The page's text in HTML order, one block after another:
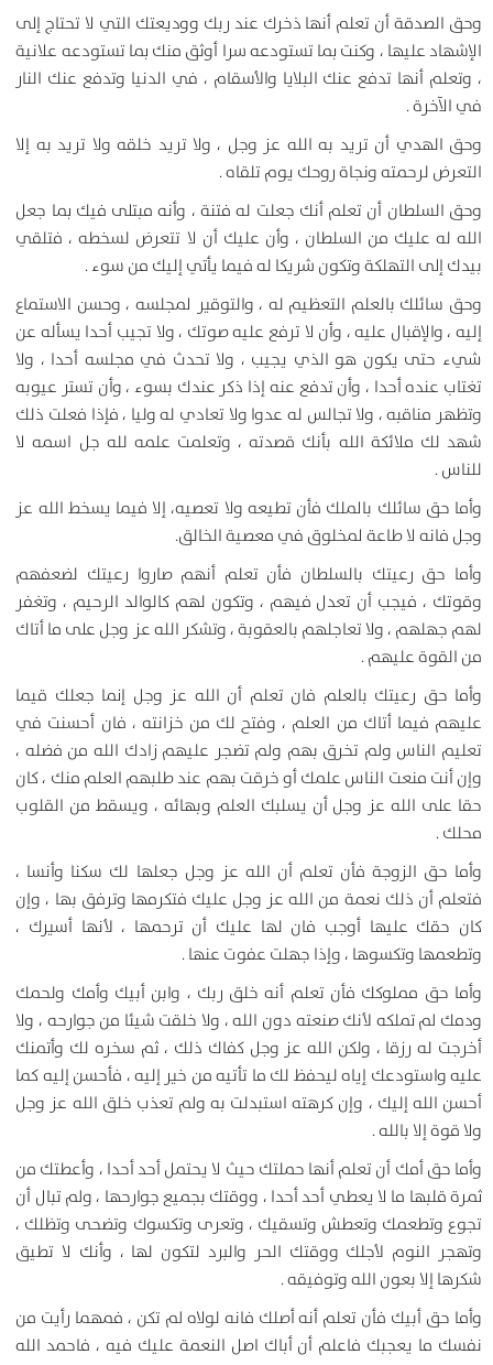
وحق الصدقة أن تعلم أنها ذخرك عند ربك ووديعتك التي لا تحتاج إلى
الإشهاد عليها ، وكنت بما تستودعه سرا أوثق منك بما تستودعه علانية
، وتعلم أنها تدفع عنك البلايا والأسقام ، في الدنيا وتدفع عنك النار
في الآخرة .
وحق الهدي أن تريد به الله عز وجل ، ولا تريد خلقه ولا تريد به إلا
التعرض لرحمته ونجاة روحك يوم تلقاه .
وحق السلطان أن تعلم أنك جعلت له فتنة ، وأنه مبتلى فيك بما جعل
الله له عليك من السلطان ، وأن عليك أن لا تتعرض لسخطه ، فتلقي
بيدك إلى التهلكة وتكون شريكا له فيما يأتي إليك من سوء .
وحق سائلك بالعلم التعظيم له ، والتوقير لمجلسه ، وحسن الاستماع
إليه ، والإقبال عليه ، وأن لا ترفع عليه صوتك ، ولا تجيب أحدا يسأله عن
شيء حتى يكون هو الذي يجيب ، ولا تحدث في مجلسه أحدا ، ولا
تغتاب عنده أحدا ، وأن تدفع عنه إذا ذكر عندك بسوء ، وأن تستر عيوبه
وتظهر مناقبه ، ولا تجالس له عدوا ولا تعادي له وليا ، فإذا فعلت ذلك
شهد لك ملائكة الله بأنك قصدته ، وتعلمت علمه لله جل اسمه لا
للناس .
وأما حق سائلك بالملك فأن تطيعه ولا تعصيه، إلا فيما يسخط الله عز
وجل فانه لا طاعة لمخلوق في معصية الخالق.
وأما حق رعيتك بالسلطان فأن تعلم أنهم صاروا رعيتك لضعفهم
وقوتك ، فيجب أن تعدل فيهم ، وتكون لهم كالوالد الرحيم ، وتغفر
لهم جهلهم ، ولا تعاجلهم بالعقوبة ، وتشكر الله عز وجل على ما أتاك
من القوة عليهم .
وأما حق رعيتك بالعلم فان تعلم أن الله عز وجل إنما جعلك قيما
عليهم فيما أتاك من العلم ، وفتح لك من خزانته ، فان أحسنت في
تعليم الناس ولم تخرق بهم ولم تضجر عليهم زادك الله من فضله ،
وإن أنت منعت الناس علمك أو خرقت بهم عند طلبهم العلم منك ، كان
حقا على الله عز وجل أن يسلبك العلم وبهائه ، ويسقط من القلوب
محلك .
وأما حق الزوجة فأن تعلم أن الله عز وجل جعلها لك سكنا وأنسا ،
فتعلم أن ذلك نعمة من الله عز وجل عليك فتكرمها وترفق بها ، وإن
كان حقك عليها أوجب فان لها عليك أن ترحمها ، لأنها أسيرك ،
وتطعمها وتكسوها ، وإذا جهلت عفوت عنها .
وأما حق مملوكك فأن تعلم أنه خلق ربك ، وابن أبيك وأمك ولحمك
ودمك لم تملكه لأنك صنعته دون الله ، ولا خلقت شيئا من جوارحه ، ولا
أخرجت له رزقا ، ولكن الله عز وجل كفاك ذلك ، ثم سخره لك وأتمنك
عليه واستودعك إياه ليحفظ لك ما تأتيه من خير إليه ، فأحسن إليه كما
أحسن الله إليك ، وإن كرهته استبدلت به ولم تعذب خلق الله عز وجل
ولا قوة إلا بالله .
وأما حق أمك أن تعلم أنها حملتك حيث لا يحتمل أحد أحدا ، وأعطتك من
ثمرة قلبها ما لا يعطي أحد أحدا ، ووقتك بجميع جوارحها ، ولم تبال أن
تجوع وتطعمك وتعطش وتسقيك ، وتعرى وتكسوك وتضحى وتظلك ،
وتهجر النوم لأجلك ووقتك الحر والبرد لتكون لها ، وأنك لا تطيق
شكرها إلا بعون الله وتوفيقه .
وأما حق أبيك فأن تعلم أنه أصلك فانه لولاه لم تكن ، فمهما رأيت من
نفسك ما يعجبك فاعلم أن أباك اصل النعمة عليك فيه ، فاحمد الله